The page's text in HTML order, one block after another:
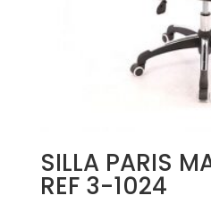
SILLA PARIS
REF 3-1024